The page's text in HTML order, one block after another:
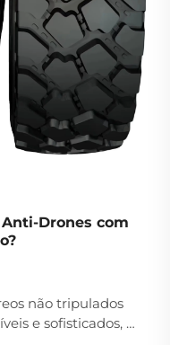
Drones com
não tripulados
e sofisticados, o